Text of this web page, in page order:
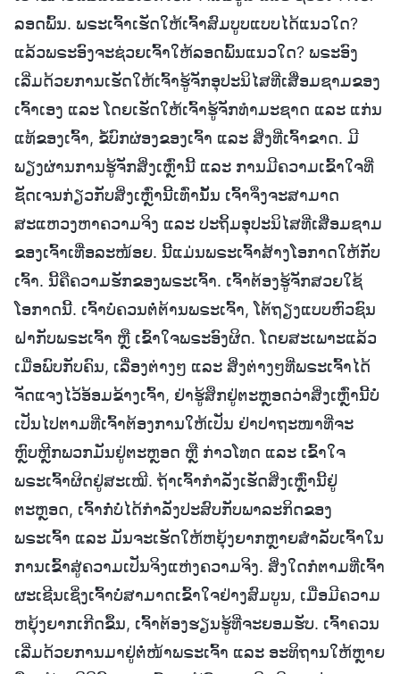
ລອດພົ້ນ. ພຣະເຈົ້າເຮັດໃຫ້ເຈົ້າສົມບູບແບບໄດ້ແນວໃດ?
ແລ້ວພຣະອົງຈະຊ່ວຍເຈົ້າໃຫ້ລອດພົ້ນແນວໃດ? ພຣະອົງ
ເລີ່ມດ້ວຍການເຮັດໃຫ້ເຈົ້າຮູ້ຈັກອຸປະນິໄສທີ່ເສື່ອມຊາມຂອງ
ເຈົ້າເອງ ແລະ ໂດຍເຮັດໃຫ້ເຈົ້າຮູ້ຈັກທຳມະຊາດ ແລະ ແກ່ນ
ແທ້ຂອງເຈົ້າ, ຂໍ້ບົກຜ່ອງຂອງເຈົ້າ ແລະ ສິ່ງທີ່ເຈົ້າຂາດ. ມີ
ພຽງຜ່ານການຮູ້ຈັກສິ່ງເຫຼົ່ານີ້ ແລະ ການມີຄວາມເຂົ້າໃຈທີ່
ຊັດເຈນກ່ຽວກັບສິ່ງເຫຼົ່ານີ້ເທົ່ານັ້ນ ເຈົ້າຈຶ່ງຈະສາມາດ
ສະແຫວງຫາຄວາມຈິງ ແລະ ປະຖິ້ມອຸປະນິໄສທີ່ເສື່ອມຊາມ
ຂອງເຈົ້າເທື່ອລະໜ້ອຍ. ນີ້ແມ່ນພຣະເຈົ້າສ້າງໂອກາດໃຫ້ກັບ
ເຈົ້າ. ນີ້ຄືຄວາມຮັກຂອງພຣະເຈົ້າ. ເຈົ້າຕ້ອງຮູ້ຈັກສວຍໃຊ້
ໂອກາດນີ້. ເຈົ້າບໍ່ຄວນຕໍ່ຕ້ານພຣະເຈົ້າ, ໂຕ້ຖຽງແບບຫົວຊົນ
ຝາກັບພຣະເຈົ້າ ຫຼື ເຂົ້າໃຈພຣະອົງຜິດ. ໂດຍສະເພາະແລ້ວ
ເມື່ອພົບກັບຄົນ, ເລື່ອງຕ່າງໆ ແລະ ສິ່ງຕ່າງໆທີ່ພຣະເຈົ້າໄດ້
ຈັດແຈງໄວ້ອ້ອມຂ້າງເຈົ້າ, ຢ່າຮູ້ສຶກຢູ່ຕະຫຼອດວ່າສິ່ງເຫຼົ່ານີ້ບໍ່
ເປັນໄປຕາມທີ່ເຈົ້າຕ້ອງການໃຫ້ເປັນ ຢ່າປາຖະໜາທີ່ຈະ
ຫຼົບຫຼີກພວກມັນຢູ່ຕະຫຼອດ ຫຼື ກ່າວໂທດ ແລະ ເຂົ້າໃຈ
ພຣະເຈົ້າຜິດຢູ່ສະເໝີ. ຖ້າເຈົ້າກຳລັງເຮັດສິ່ງເຫຼົ່ານີ້ຢູ່
ຕະຫຼອດ, ເຈົ້າກໍ່ບໍ່ໄດ້ກຳລັງປະສົບກັບພາລະກິດຂອງ
ພຣະເຈົ້າ ແລະ ມັນຈະເຮັດໃຫ້ຫຍຸ້ງຍາກຫຼາຍສໍາລັບເຈົ້າໃນ
ການເຂົ້າສູ່ຄວາມເປັນຈິງແຫ່ງຄວາມຈິງ. ສິ່ງໃດກໍຕາມທີ່ເຈົ້າ
ຜະເຊີນເຊິ່ງເຈົ້າບໍ່ສາມາດເຂົ້າໃຈຢ່າງສົມບູນ, ເມື່ອມີຄວາມ
ຫຍຸ້ງຍາກເກີດຂຶ້ນ, ເຈົ້າຕ້ອງຮຽນຮູ້ທີ່ຈະຍອມຮັບ. ເຈົ້າຄວນ
ເລີ່ມດ້ວຍການມາຢູ່ຕໍ່ໜ້າພຣະເຈົ້າ ແລະ ອະທິຖານໃຫ້ຫຼາຍ